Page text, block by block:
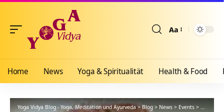
Aa
Home News Yoga & Spiritualität Health & Food
Yoga Vidya Blog - Yoga, Meditation und Ayurveda> Blog > News > Events >